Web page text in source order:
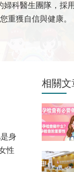
科醫生團隊，採
重獲自信與健康。
身
性
相關文